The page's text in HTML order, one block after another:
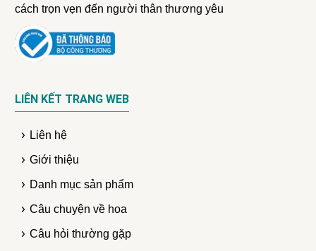
cách trọn vẹn đến người thân thương yêu
LIÊN KẾT TRANG WEB
Liên hệ
Giới thiệu
Danh mục sản phẩm
Câu chuyện về hoa
Câu hỏi thường gặp